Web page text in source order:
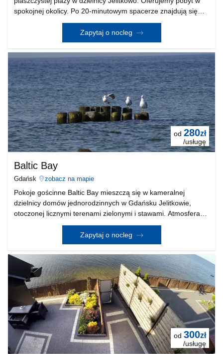
spokojnej okolicy. Po 20-minutowym spacerze znajdują się
Państwo na słynnym sopockim molo. W pobliżu znajdują się
ścieżki rowerowe, bulwar z knajpkami, ha
Zapytaj o nocleg
od 280zł
/usługę
Baltic Bay
Gdańsk zobacz na mapie
Pokoje gościnne Baltic Bay mieszczą się w kameralnej
dzielnicy domów jednorodzinnych w Gdańsku Jelitkowie,
otoczonej licznymi terenami zielonymi i stawami. Atmosfera
ciszy i spokoju oraz czyste, morskie powietrze stwarzają
warunki do wspaniałego wypoczynku i relaksu. N
Zapytaj o nocleg
od 300zł
/usługę